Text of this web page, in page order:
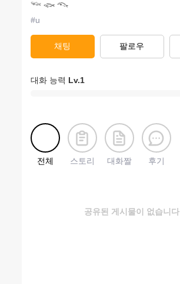
𓆝 𓆟 𓆞
#u
채팅 팔로우
대화 능력 Lv.1
전체 스토리 대화짤 후기
공유된 게시물이 없습니다